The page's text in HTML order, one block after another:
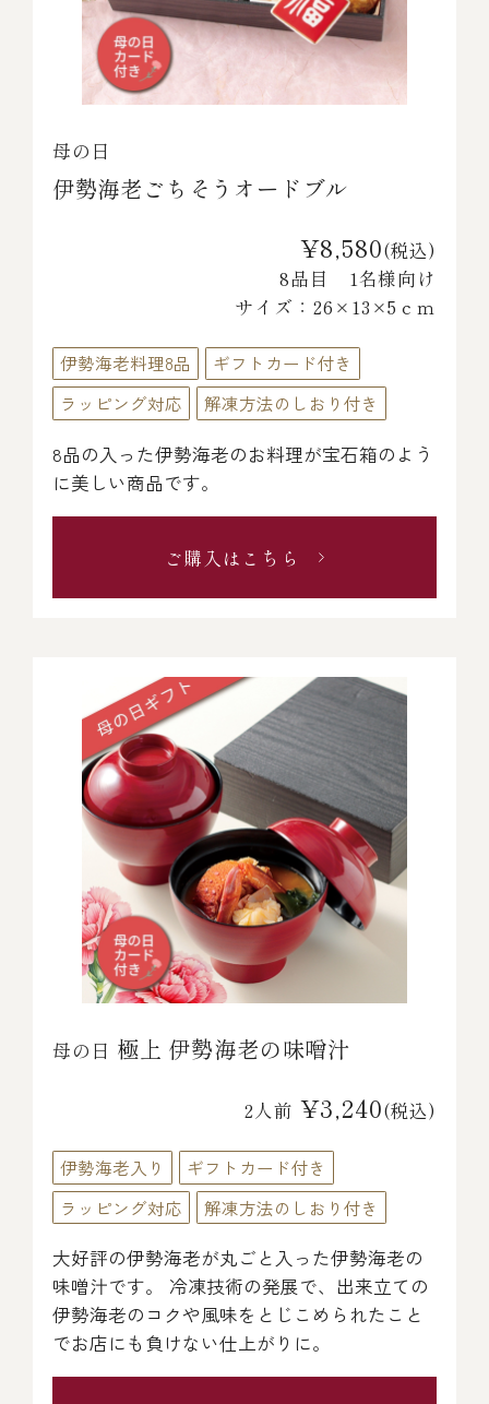
母の日
伊勢海老ごちそうオードブル
¥8,580(税込)
8品目 1名様向け
サイズ：26×13×5ｃｍ
伊勢海老料理8品
ギフトカード付き
ラッピング対応
解凍方法のしおり付き
8品の入った伊勢海老のお料理が宝石箱のよう
に美しい商品です。
ご購入はこちら
母の日 極上 伊勢海老の味噌汁
2人前 ¥3,240(税込)
伊勢海老入り
ギフトカード付き
ラッピング対応
解凍方法のしおり付き
大好評の伊勢海老が丸ごと入った伊勢海老の
味噌汁です。 冷凍技術の発展で、出来立ての
伊勢海老のコクや風味をとじこめられたこと
でお店にも負けない仕上がりに。